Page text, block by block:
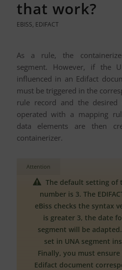
that work?
EBISS, EDIFACT
As a rule, the
segment. However, if the
influenced in an Edifact
must be triggered in the
rule record and the
operated with a mapping
data elements are then
containerizer.
Attention
The default setting of
number is 3. The
eBiss checks the syntax
is greater 3, the date
segment will be
set in UNA segment
Finally, you must
Edifact document